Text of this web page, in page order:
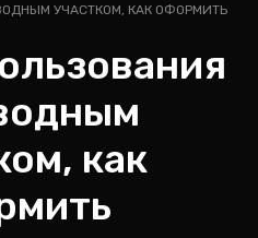
УЧАСТКОМ, КАК ОФОРМИТЬ
как